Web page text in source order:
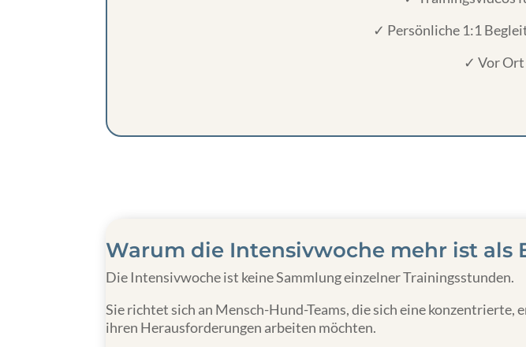
✓ Persönliche 1:1
✓ Vor
Warum die Intensivwoche mehr ist als
Die Intensivwoche ist keine Sammlung einzelner Trainingsstunden.
Sie richtet sich an Mensch-Hund-Teams, die sich eine
ihren Herausforderungen arbeiten möchten.